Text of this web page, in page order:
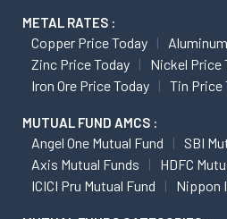
METAL RATES :
Copper Price Today
Zinc Price Today
Nickel Price
Iron Ore Price Today
Tin Price
MUTUAL FUND AMCS :
Angel One Mutual Fund
SBI
Axis Mutual Funds
HDFC
ICICI Pru Mutual Fund
Nippon